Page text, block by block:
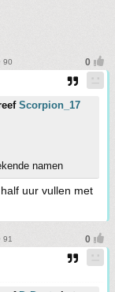
90
Scorpion_17
namen
uur vullen met
91